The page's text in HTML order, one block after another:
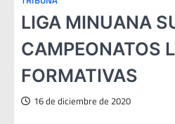
LIGA MINUANA
CAMPEONATOS
FORMATIVAS
16 de diciembre de 2020